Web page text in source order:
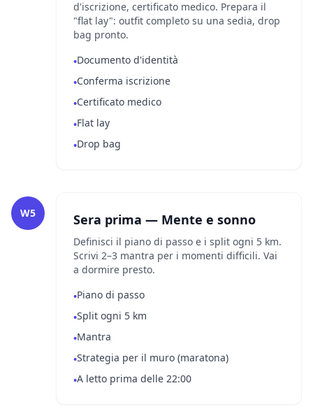
d'iscrizione, certificato medico. Prepara il
"flat lay": outfit completo su una sedia, drop
bag pronto.
•Documento d'identità
•Conferma iscrizione
•Certificato medico
•Flat lay
•Drop bag
W5 Sera prima — Mente e sonno
Definisci il piano di passo e i split ogni 5 km.
Scrivi 2–3 mantra per i momenti difficili. Vai
a dormire presto.
•Piano di passo
•Split ogni 5 km
•Mantra
•Strategia per il muro (maratona)
•A letto prima delle 22:00